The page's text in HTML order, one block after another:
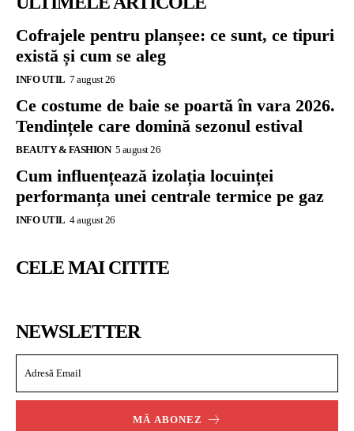
Cofrajele pentru planșee: ce sunt, ce tipuri
există și cum se aleg
INFO UTIL 7 august 26
Ce costume de baie se poartă în vara 2026.
Tendințele care domină sezonul estival
BEAUTY & FASHION 5 august 26
Cum influențează izolația locuinței
performanța unei centrale termice pe gaz
INFO UTIL 4 august 26
CELE MAI CITITE
NEWSLETTER
MĂ ABONEZ